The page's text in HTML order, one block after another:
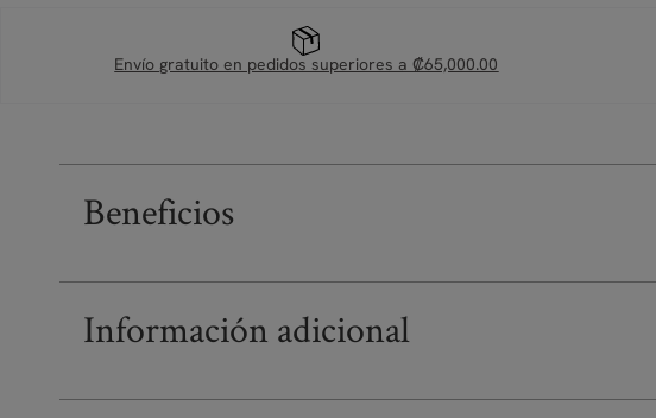
Envío gratuito en pedidos superiores a ₡65,000.00
Beneficios
Información adicional